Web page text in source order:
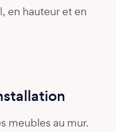
en hauteur et en
meubles au mur.